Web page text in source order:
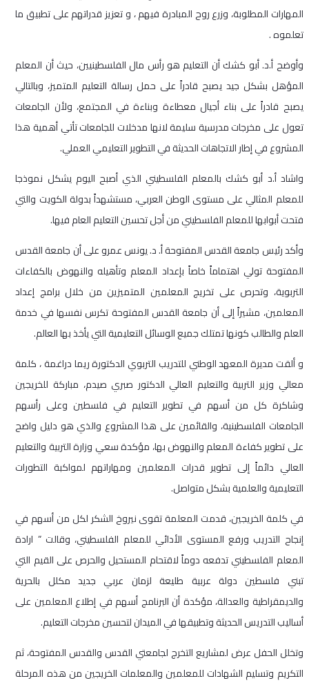
المهارات المطلوبة، وزرع روح المبادرة فيهم ، و تعزيز قدراتهم على تطبيق ما
تعلموه .
وأوضح أ.د. أبو كشك أن التعليم هو رأس مال الفلسطينيين، حيث أن المعلم
المؤهل بشكل جيد يصبح قادراً على حمل رسالة التعليم المتميز، وبالتالي
يصبح قادراً على بناء أجيال معطاءة وبناءة في المجتمع، ولأن الجامعات
تعول على مخرجات مدرسية سليمة لانها مدخلات للجامعات تأتي أهمية هذا
المشروع في إطار الاتجاهات الحديثة في التطوير التعليمي العملي.
واشاد أ.د أبو كشك بالمعلم الفلسطيني الذي أصبح اليوم يشكل نموذجا
للمعلم المثالي على مستوى الوطن العربي، مستشهداً بدولة الكويت والتي
فتحت أبوابها للمعلم الفلسطيني من أجل تحسين التعليم العام فيها.
‎وأكد رئيس جامعة القدس المفتوحة أ. د. يونس عمرو على أن جامعة القدس
المفتوحة تولي اهتماماً خاصاً بإعداد المعلم وتأهيله والنهوض بالكفاءات
التربوية، وتحرص على تخريج المعلمين المتميزين من خلال برامج إعداد
المعلمين، مشيراً إلى أن جامعة القدس المفتوحة تكرس نفسها في خدمة
العلم والطالب كونها تمتلك جميع الوسائل التعليمية التي يأخذ بها العالم.
و ألقت مديرة المعهد الوطني للتدريب التربوي الدكتورة ريما دراغمة ، كلمة
معالي وزير التربية والتعليم العالي الدكتور صبري صيدم، مباركة للخريجين
وشاكرة كل من أسهم في تطوير التعليم في فلسطين وعلى رأسهم
الجامعات الفلسطينية، والقائمين على هذا المشروع والذي هو دليل واضح
على تطوير كفاءة المعلم والنهوض بها، مؤكدة سعي وزارة التربية والتعليم
العالي دائماً إلى تطوير قدرات المعلمين ومهاراتهم لمواكبة التطورات
التعليمية والعلمية بشكل متواصل.
‎في كلمة الخريجين، قدمت المعلمة تقوى نيروخ الشكر لكل من أسهم في
إنجاح التدريب ورفع المستوى الأدائي للمعلم الفلسطيني، وقالت ” ارادة
المعلم الفلسطيني تدفعه دوماً لاقتحام المستحيل والحرص على القيم التي
تبني فلسطين دولة عربية طليعة لزمان عربي جديد مكلل بالحرية
والديمقراطية والعدالة، مؤكدة أن البرنامج أسهم في إطلاع المعلمين على
أساليب التدريس الحديثة وتطبيقها في الميدان لتحسين مخرجات التعليم.
وتخلل الحفل عرض لمشاريع التخرج لجامعتي القدس والقدس المفتوحة، ثم
التكريم وتسليم الشهادات للمعلمين والمعلمات الخريجين من هذه المرحلة